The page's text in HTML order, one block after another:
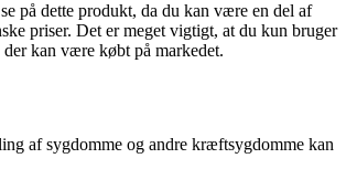
på dette produkt, da du kan være en del af
priser. Det er meget vigtigt, at du kun bruger
kan være købt på markedet.
af sygdomme og andre kræftsygdomme kan